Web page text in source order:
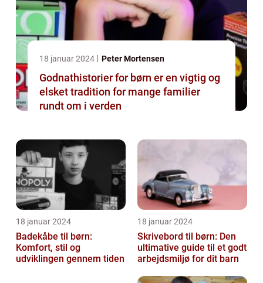
18 januar 2024 Peter Mortensen
Godnathistorier for børn er en vigtig og
elsket tradition for mange familier
rundt om i verden
18 januar 2024
Badekåbe til børn:
Komfort, stil og
udviklingen gennem tiden
18 januar 2024
Skrivebord til børn: Den
ultimative guide til et godt
arbejdsmiljø for dit barn